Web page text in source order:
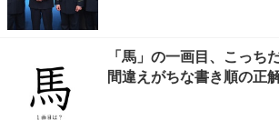
「馬」の一画目、こっち
間違えがちな書き順の正